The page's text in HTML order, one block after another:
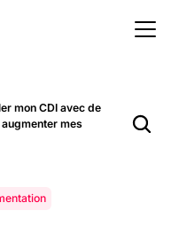
mon CDI avec de
mes